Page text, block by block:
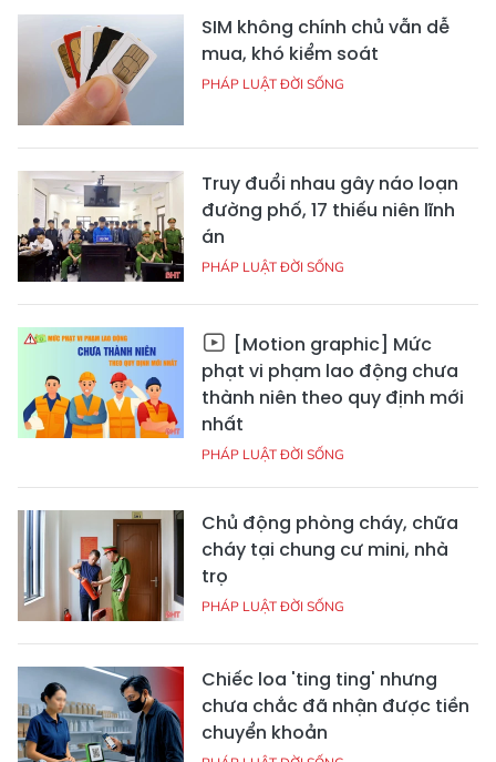
SIM không chính chủ vẫn dễ
mua, khó kiểm soát
PHÁP LUẬT ĐỜI SỐNG
Truy đuổi nhau gây náo loạn
đường phố, 17 thiếu niên lĩnh
án
PHÁP LUẬT ĐỜI SỐNG
[Motion graphic] Mức
phạt vi phạm lao động chưa
thành niên theo quy định mới
nhất
PHÁP LUẬT ĐỜI SỐNG
Chủ động phòng cháy, chữa
cháy tại chung cư mini, nhà
trọ
PHÁP LUẬT ĐỜI SỐNG
Chiếc loa 'ting ting' nhưng
chưa chắc đã nhận được tiền
chuyển khoản